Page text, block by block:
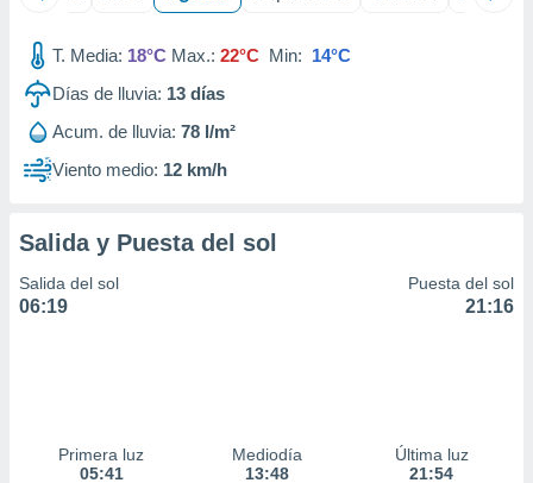
T. Media: 18°C Max.: 22°C Min: 14°C
Días de lluvia: 13 días
Acum. de lluvia: 78 l/m²
Viento medio: 12 km/h
Salida y Puesta del sol
Salida del sol
06:19
Puesta del sol
21:16
Primera luz
05:41
Mediodía
13:48
Última luz
21:54